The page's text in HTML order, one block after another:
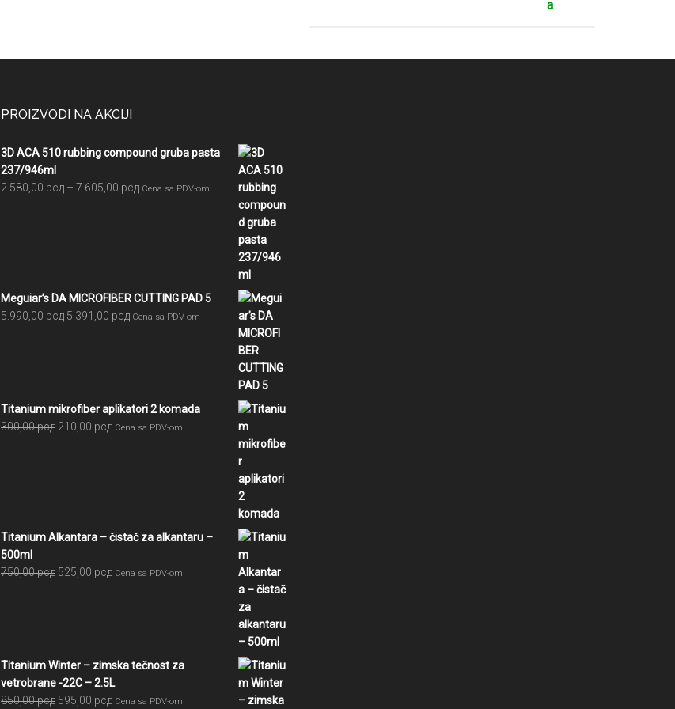
PROIZVODI NA AKCIJI
3D ACA 510 rubbing compound gruba pasta
237/946ml
2.580,00 рсд – 7.605,00 рсдRaspon
Cena sa PDV-om
Meguiar’s DA MICROFIBER CUTTING PAD 5
5.990,00рсд Originalna
5.391,00 рсдTrenutna
Cena sa PDV-om
Titanium mikrofiber aplikatori 2 komada
300,00рсд Originalna
210,00 рсдTrenutna
Cena sa PDV-om
Titanium Alkantara – čistač za alkantaru –
500ml
750,00рсд Originalna
525,00 рсдTrenutna
Cena sa PDV-om
Titanium Winter – zimska tečnost za
vetrobrane -22C – 2.5L
850,00рсд Originalna
595,00 рсдTrenutna
Cena sa PDV-om